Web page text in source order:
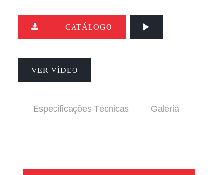
CATÁLOGO
VER VÍDEO
Especificações Técnicas Galeria